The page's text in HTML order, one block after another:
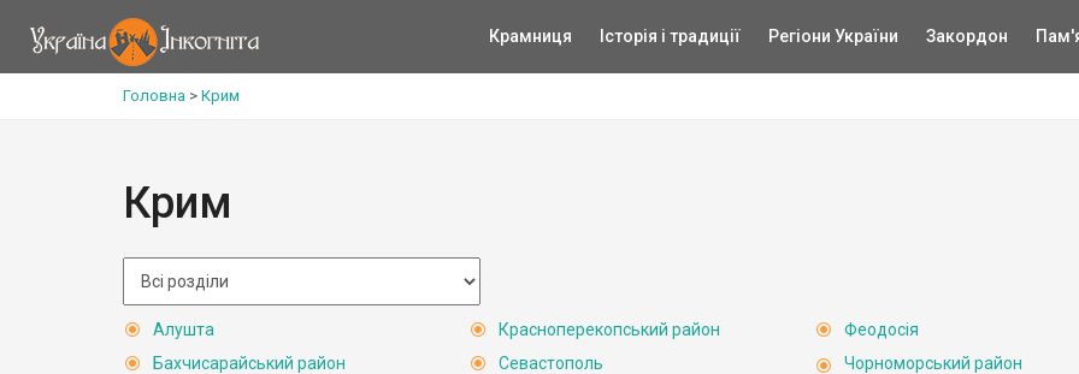
Крамниця Історія і традиції Регіони України Закордон
Головна > Крим
Крим
Алушта
Бахчисарайський район
Красноперекопський район
Севастополь
Феодосія
Чорноморський район